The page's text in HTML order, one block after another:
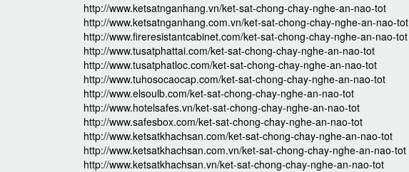
http://www.ketsatnganhang.vn/ket-sat-chong-chay-nghe-an-nao-tot
http://www.ketsatnganhang.com.vn/ket-sat-chong-chay-nghe-an-nao-tot
http://www.fireresistantcabinet.com/ket-sat-chong-chay-nghe-an-nao-tot
http://www.tusatphattai.com/ket-sat-chong-chay-nghe-an-nao-tot
http://www.tusatphatloc.com/ket-sat-chong-chay-nghe-an-nao-tot
http://www.tuhosocaocap.com/ket-sat-chong-chay-nghe-an-nao-tot
http://www.elsoulb.com/ket-sat-chong-chay-nghe-an-nao-tot
http://www.hotelsafes.vn/ket-sat-chong-chay-nghe-an-nao-tot
http://www.safesbox.com/ket-sat-chong-chay-nghe-an-nao-tot
http://www.ketsatkhachsan.com/ket-sat-chong-chay-nghe-an-nao-tot
http://www.ketsatkhachsan.com.vn/ket-sat-chong-chay-nghe-an-nao-tot
http://www.ketsatkhachsan.vn/ket-sat-chong-chay-nghe-an-nao-tot